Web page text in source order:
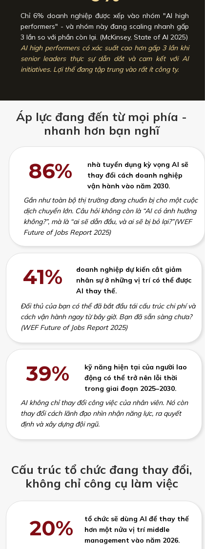
Chỉ 6% doanh nghiệp được xếp vào nhóm "AI high
performers" - và nhóm này đang scaling nhanh gấp
3 lần so với phần còn lại. (McKinsey, State of AI 2025)
AI high performers có xác suất cao hơn gấp 3 lần khi
senior leaders thực sự dẫn dắt và cam kết với AI
initiatives. Lợi thế đang tập trung vào rất ít công ty.
Áp lực đang đến từ mọi phía -
nhanh hơn bạn nghĩ
nhà tuyển dụng kỳ vọng AI sẽ
thay đổi cách doanh nghiệp
vận hành vào năm 2030.
86%
Gần như toàn bộ thị trường đang chuẩn bị cho một cuộc
dịch chuyển lớn. Câu hỏi không còn là “AI có ảnh hưởng
không?”, mà là “ai sẽ dẫn đầu, và ai sẽ bị bỏ lại?”(WEF
Future of Jobs Report 2025)
doanh nghiệp dự kiến cắt giảm
nhân sự ở những vị trí có thể được
AI thay thế.
41%
Đối thủ của bạn có thể đã bắt đầu tái cấu trúc chi phí và
cách vận hành ngay từ bây giờ. Bạn đã sẵn sàng chưa?
(WEF Future of Jobs Report 2025)
kỹ năng hiện tại của người lao
động có thể trở nên lỗi thời
trong giai đoạn 2025–2030.
39%
AI không chỉ thay đổi công việc của nhân viên. Nó còn
thay đổi cách lãnh đạo nhìn nhận năng lực, ra quyết
định và xây dựng đội ngũ.
Cấu trúc tổ chức đang thay đổi,
không chỉ công cụ làm việc
tổ chức sẽ dùng AI để thay thế
hơn một nửa vị trí middle
management vào năm 2026.
20%